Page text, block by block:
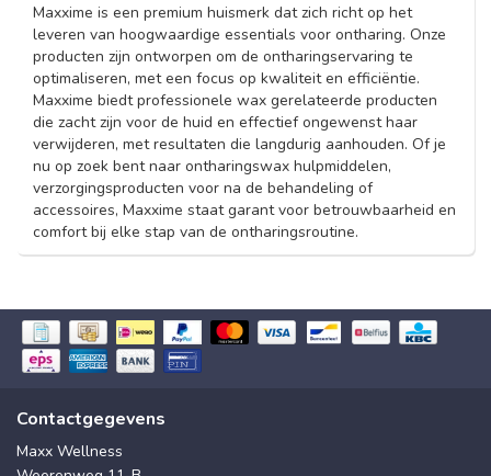
Maxxime is een premium huismerk dat zich richt op het
leveren van hoogwaardige essentials voor ontharing. Onze
producten zijn ontworpen om de ontharingservaring te
optimaliseren, met een focus op kwaliteit en efficiëntie.
Maxxime biedt professionele wax gerelateerde producten
die zacht zijn voor de huid en effectief ongewenst haar
verwijderen, met resultaten die langdurig aanhouden. Of je
nu op zoek bent naar ontharingswax hulpmiddelen,
verzorgingsproducten voor na de behandeling of
accessoires, Maxxime staat garant voor betrouwbaarheid en
comfort bij elke stap van de ontharingsroutine.
Contactgegevens
Maxx Wellness